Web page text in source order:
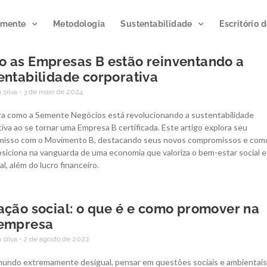
Metodologia Sustentabilidade Escritório
as Empresas B estão reinventando a
corporativa
silva 3 de maio de 2024
como a Semente Negócios está revolucionando a sustentabilidade
ao se tornar uma Empresa B certificada. Este artigo explora seu
com o Movimento B, destacando seus novos compromissos e
na vanguarda de uma economia que valoriza o bem-estar social e
além do lucro financeiro.
social: o que é e como promover na
silva 2 de agosto de 2022
extremamente desigual, pensar em questões sociais e ambientais
Microclimas
Gerando atmosferas de
inovação.Novo programa da
CLIQUE E OUÇA
A publicação divulga
resultados de ações e